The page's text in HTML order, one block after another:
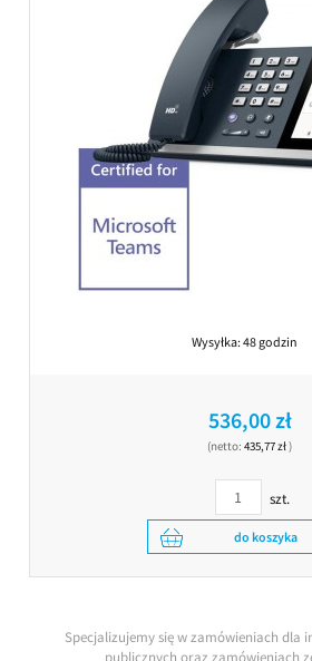
Wysyłka:48 godzin
536,00 zł
(netto: 435,77 zł)
szt.
do koszyka
Specjalizujemy się w zamówieniach dla
publicznych oraz zamówieniach